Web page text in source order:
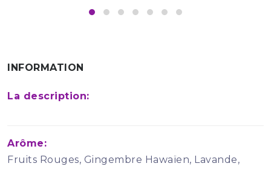
INFORMATION
La description:
Arôme:
Fruits Rouges, Gingembre Hawaïen, Lavande,